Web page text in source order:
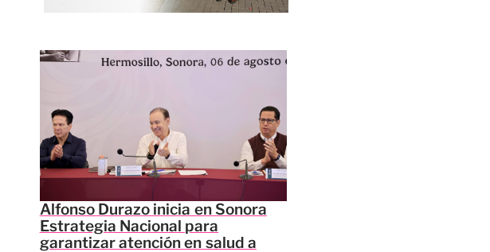
Alfonso Durazo inicia en Sonora
Estrategia Nacional para
garantizar atención en salud a